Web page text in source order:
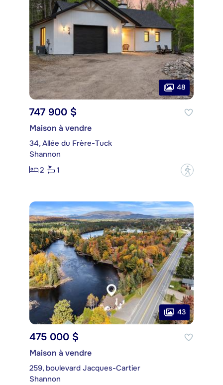
48
747 900 $
Maison à vendre
34, Allée du Frère-Tuck
Shannon
2
1 ?
43
475 000 $
Maison à vendre
259, boulevard Jacques-Cartier
Shannon